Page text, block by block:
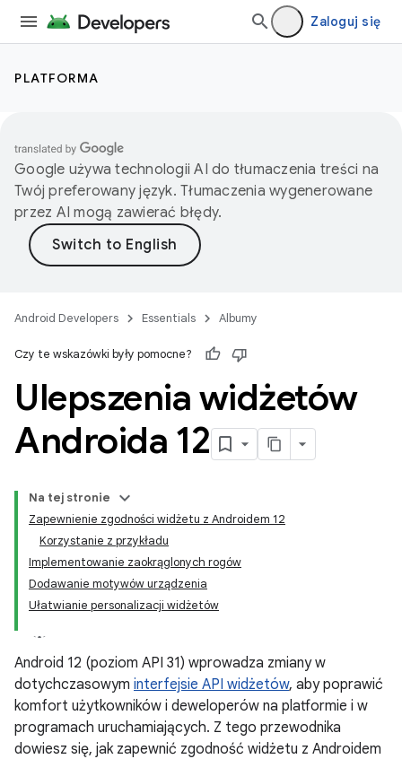
Zaloguj się
PLATFORMA
Google używa technologii AI do tłumaczenia treści na
Twój preferowany język. Tłumaczenia wygenerowane
przez AI mogą zawierać błędy.
Android Developers Essentials Albumy
Czy te wskazówki były pomocne?
Ulepszenia widżetów
Androida 12
Na tej stronie
Zapewnienie zgodności widżetu z Androidem 12
Korzystanie z przykładu
Implementowanie zaokrąglonych rogów
Dodawanie motywów urządzenia
Ułatwianie personalizacji widżetów
Android 12 (poziom API 31) wprowadza zmiany w
dotychczasowym interfejsie API widżetów, aby poprawić
komfort użytkowników i deweloperów na platformie i w
programach uruchamiających. Z tego przewodnika
dowiesz się, jak zapewnić zgodność widżetu z Androidem